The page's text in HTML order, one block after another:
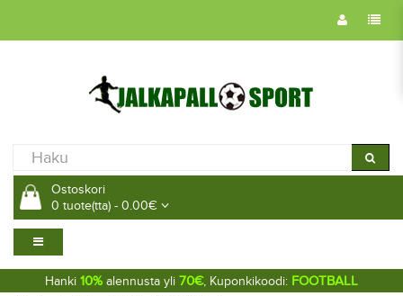
Ostoskori
0 tuote(tta) - 0.00€
Hanki 10% alennusta yli 70€, Kuponkikoodi: FOOTBALL